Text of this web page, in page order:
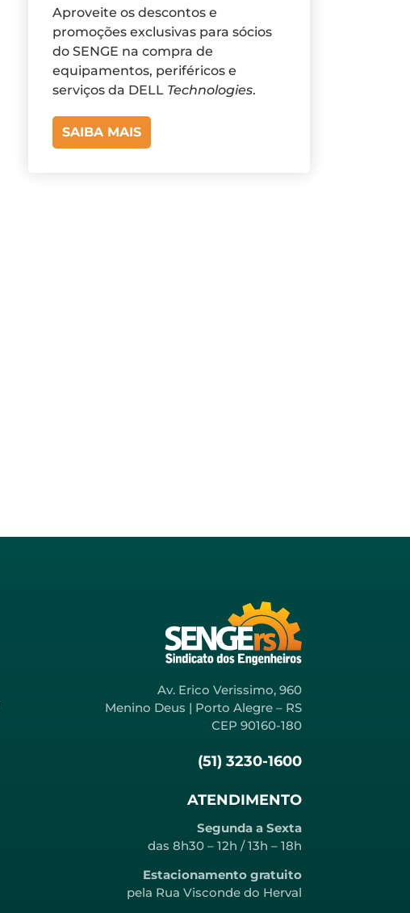
Aproveite os descontos e
promoções exclusivas para sócios
do SENGE na compra de
equipamentos, periféricos e
serviços da DELL Technologies.
SAIBA MAIS
Av. Erico Verissimo, 960
Menino Deus | Porto Alegre – RS
CEP 90160-180
(51) 3230-1600
ATENDIMENTO
Segunda a Sexta
das 8h30 – 12h / 13h – 18h
Estacionamento gratuito
pela Rua Visconde do Herval